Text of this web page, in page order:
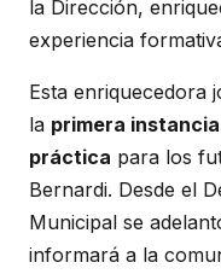
la Dirección,
experiencia
Esta enriquecedora
la primera
práctica para los
Bernardi. Desde el
Municipal se
informará a la